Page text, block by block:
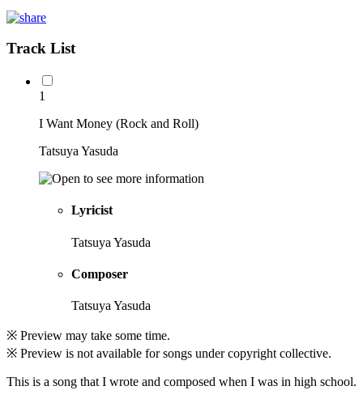
Track List
1
I Want Money (Rock and Roll)
Tatsuya Yasuda
Lyricist
Tatsuya Yasuda
Composer
Tatsuya Yasuda
※ Preview may take some time.
※ Preview is not available for songs under copyright collective.
This is a song that I wrote and composed when I was in high school.